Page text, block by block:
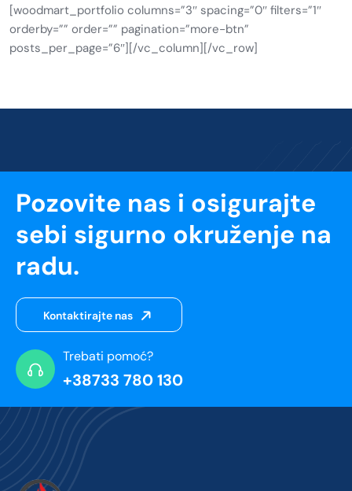
[woodmart_portfolio columns=”3″ spacing=”0″ filters=”1″
orderby=”” order=”” pagination=”more-btn”
posts_per_page=”6″][/vc_column][/vc_row]
Pozovite nas i osigurajte
sebi sigurno okruženje na
radu.
Kontaktirajte nas
Trebati pomoć?
+38733 780 130